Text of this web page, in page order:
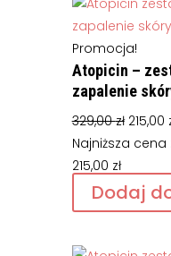
Promocja!
Atopicin –
zapalenie
329,00zł
cena
329,00
215,00
Najniższa
215,00 zł
Dodaj